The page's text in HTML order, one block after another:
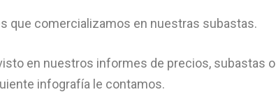
que comercializamos en nuestras subastas.
en nuestros informes de precios, subastas o
infografía le contamos.